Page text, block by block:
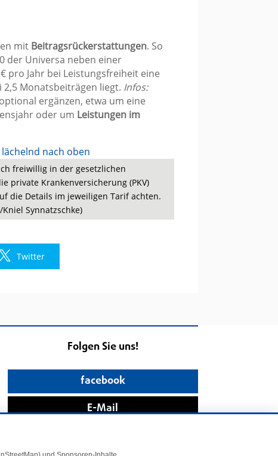
mit Beitragsrückerstattungen. So
der Universa neben einer
pro Jahr bei Leistungsfreiheit eine
2,5 Monatsbeiträgen liegt. Infos:
ergänzen, etwa um eine
oder um Leistungen im
freiwillig in der gesetzlichen
private Krankenversicherung (PKV)
die Details im jeweiligen Tarif achten.
Synnatzschke)
Twitter
Folgen Sie uns!
facebook
E-Mail